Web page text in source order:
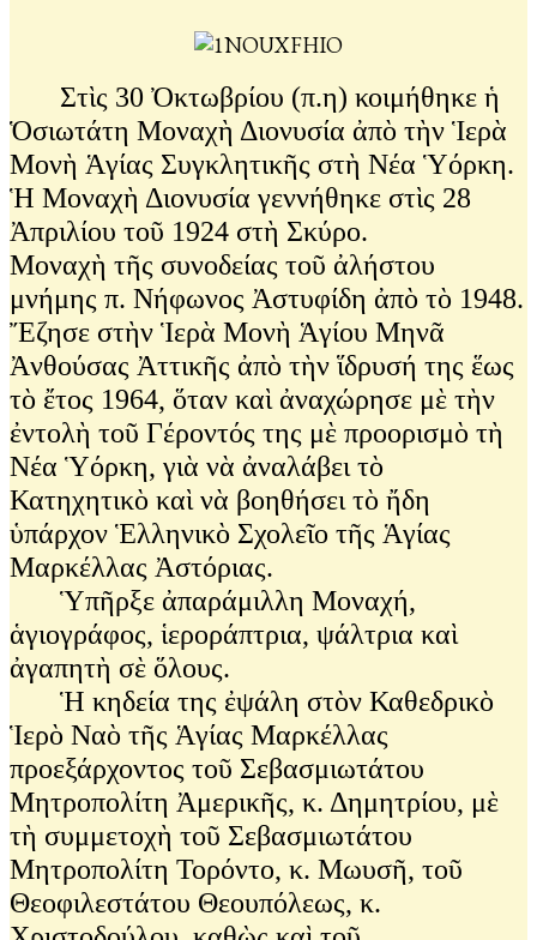
Στὶς 30 Ὀκτωβρίου (π.η) κοιμήθηκε ἡ
Ὁσιωτάτη Μοναχὴ Διονυσία ἀπὸ τὴν Ἱερὰ
Μονὴ Ἁγίας Συγκλητικῆς στὴ Νέα Ὑόρκη.
Ἡ Μοναχὴ Διονυσία γεννήθηκε στὶς 28
Ἀπριλίου τοῦ 1924 στὴ Σκύρο.
Μοναχὴ τῆς συνοδείας τοῦ ἀλήστου
μνήμης π. Νήφωνος Ἀστυφίδη ἀπὸ τὸ 1948.
Ἔζησε στὴν Ἱερὰ Μονὴ Ἁγίου Μηνᾶ
Ἀνθούσας Ἀττικῆς ἀπὸ τὴν ἵδρυσή της ἕως
τὸ ἔτος 1964, ὅταν καὶ ἀναχώρησε μὲ τὴν
ἐντολὴ τοῦ Γέροντός της μὲ προορισμὸ τὴ
Νέα Ὑόρκη, γιὰ νὰ ἀναλάβει τὸ
Κατηχητικὸ καὶ νὰ βοηθήσει τὸ ἤδη
ὑπάρχον Ἑλληνικὸ Σχολεῖο τῆς Ἁγίας
Μαρκέλλας Ἀστόριας.
Ὑπῆρξε ἀπαράμιλλη Μοναχή,
ἁγιογράφος, ἱεροράπτρια, ψάλτρια καὶ
ἀγαπητὴ σὲ ὅλους.
Ἡ κηδεία της ἐψάλη στὸν Καθεδρικὸ
Ἱερὸ Ναὸ τῆς Ἁγίας Μαρκέλλας
προεξάρχοντος τοῦ Σεβασμιωτάτου
Μητροπολίτη Ἀμερικῆς, κ. Δημητρίου, μὲ
τὴ συμμετοχὴ τοῦ Σεβασμιωτάτου
Μητροπολίτη Τορόντο, κ. Μωυσῆ, τοῦ
Θεοφιλεστάτου Θεουπόλεως, κ.